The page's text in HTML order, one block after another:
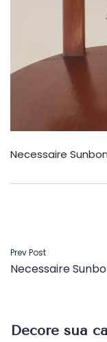
Necessaire
Navegação
de
Prev Post
Necessaire
Decore sua